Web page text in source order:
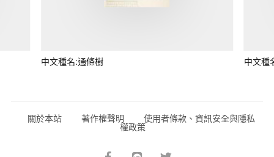
中文種名:通條樹 中文種
關於本站 著作權聲明 使用者條款、資訊安全與隱私
權政策